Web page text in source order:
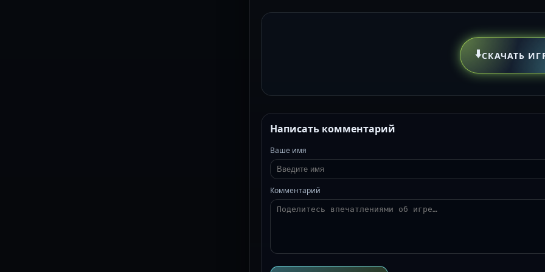
⬇️СКАЧАТЬ
Написать комментарий
Ваше имя
Комментарий